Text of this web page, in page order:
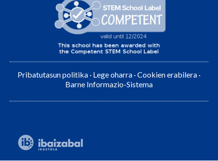
Pribatutasun politika · Lege oharra ·Cookien erabilera ·
Barne Informazio-Sistema